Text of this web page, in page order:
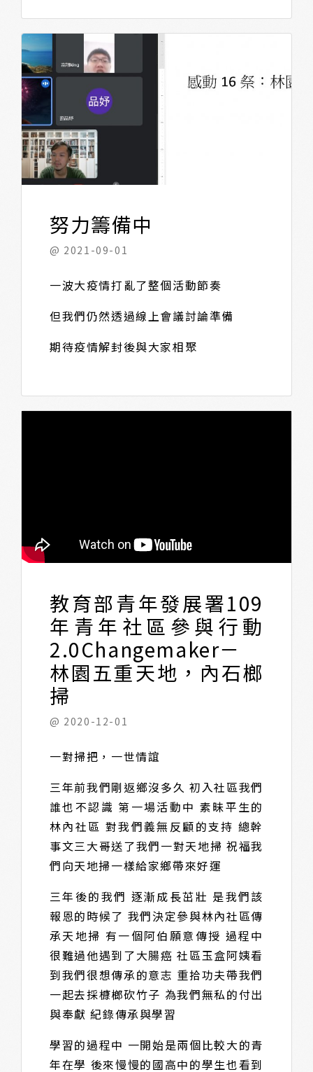
努力籌備中
@ 2021-09-01
一波大疫情打亂了整個活動節奏
但我們仍然透過線上會議討論準備
期待疫情解封後與大家相聚
教育部青年發展署109
年青年社區參與行動
2.0Changemaker－
林園五重天地，內石榔
掃
@ 2020-12-01
一對掃把，一世情誼
三年前我們剛返鄉沒多久 初入社區我們
誰也不認識 第一場活動中 素昧平生的
林內社區 對我們義無反顧的支持 總幹
事文三大哥送了我們一對天地掃 祝福我
們向天地掃一樣給家鄉帶來好運
三年後的我們 逐漸成長茁壯 是我們該
報恩的時候了 我們決定參與林內社區傳
承天地掃 有一個阿伯願意傳授 過程中
很難過他遇到了大腸癌 社區玉盒阿姨看
到我們很想傳承的意志 重拾功夫帶我們
一起去採槺榔砍竹子 為我們無私的付出
與奉獻 紀錄傳承與學習
學習的過程中 一開始是兩個比較大的青
年在學 後來慢慢的國高中的學生也看到